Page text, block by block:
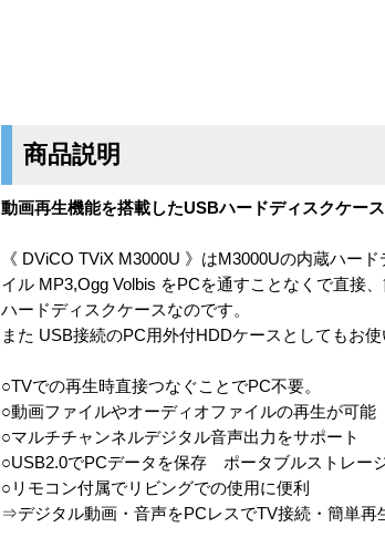
商品説明
動画再生機能を搭載したUSBハードディスクケース
《 DViCO TViX M3000U 》はM3000Uの内蔵ハー
イル MP3,Ogg Volbis をPCを通すことなくで直接
ハードディスクケースなのです。
また USB接続のPC用外付HDDケースとしてもお
○TVでの再生時直接つなぐことでPC不要。
○動画ファイルやオーディオファイルの再生が可能
○マルチチャンネルデジタル音声出力をサポート
○USB2.0でPCデータを保存 ポータブルストレー
○リモコン付属でリビングでの使用に便利
⇒デジタル動画・音声をPCレスでTV接続・簡単再